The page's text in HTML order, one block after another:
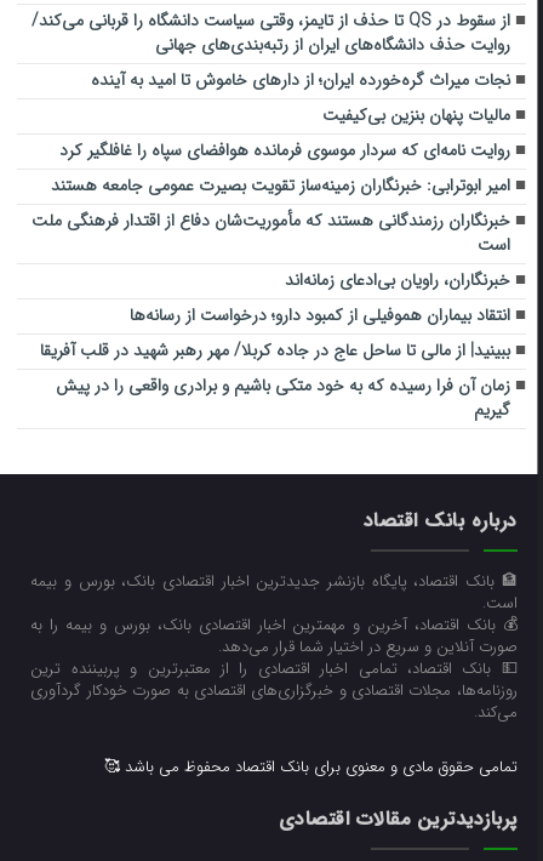
از سقوط در QS تا حذف از تایمز، وقتی سیاست دانشگاه را قربانی می‌کند/
روایت حذف دانشگاه‌های ایران از رتبه‌بندی‌های جهانی
نجات میراث گره‌خورده ایران؛ از دارهای خاموش تا امید به آینده
مالیات پنهان بنزین بی‌کیفیت
روایت نامه‌ای که سردار موسوی فرمانده هوافضای سپاه را غافلگیر کرد
امیر ابوترابی: خبرنگاران زمینه‌ساز تقویت بصیرت عمومی جامعه هستند
خبرنگاران رزمندگانی هستند که مأموریت‌شان دفاع از اقتدار فرهنگی ملت
است
خبرنگاران، راویان بی‌ادعای زمانه‌اند
انتقاد بیماران هموفیلی از کمبود دارو؛ درخواست از رسانه‌ها
ببینید| از مالی تا ساحل عاج در جاده کربلا/ مهر رهبر شهید در قلب آفریقا
زمان آن فرا رسیده که به خود متکی باشیم و برادری واقعی را در پیش
گیریم
درباره بانک اقتصاد
🏦 بانک اقتصاد، پایگاه بازنشر جدیدترین اخبار اقتصادی بانک، بورس و بیمه
است.
💰 بانک اقتصاد، آخرین و مهمترین اخبار اقتصادی بانک، بورس و بیمه را به
صورت آنلاین و سریع در اختیار شما قرار می‌‌دهد.
💵 بانک اقتصاد، تمامی اخبار اقتصادی را از معتبرترین و پربیننده ترین
روزنامه‌ها، مجلات اقتصادی و خبرگزاری‌های اقتصادی به صورت خودکار گردآوری
می‌کند.
تمامی حقوق مادی و معنوی برای بانک اقتصاد محفوظ می باشد 🥰
پربازدیدترین مقالات اقتصادی